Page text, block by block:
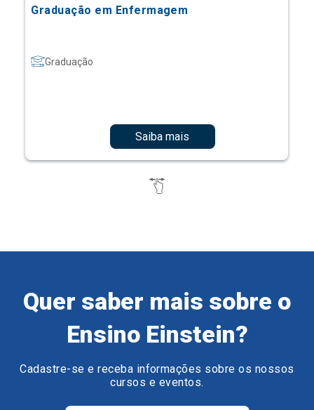
Graduação em Enfermagem
Graduação
Saiba mais
Quer saber mais sobre o
Ensino Einstein?
Cadastre-se e receba informações sobre os nossos
cursos e eventos.